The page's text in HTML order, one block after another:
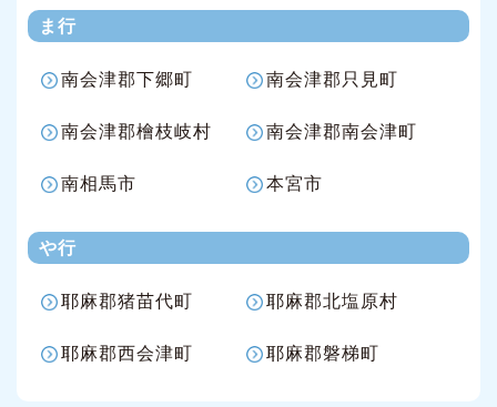
ま行
南会津郡下郷町 南会津郡只見町
南会津郡檜枝岐村 南会津郡南会津町
南相馬市 本宮市
や行
耶麻郡猪苗代町 耶麻郡北塩原村
耶麻郡西会津町 耶麻郡磐梯町